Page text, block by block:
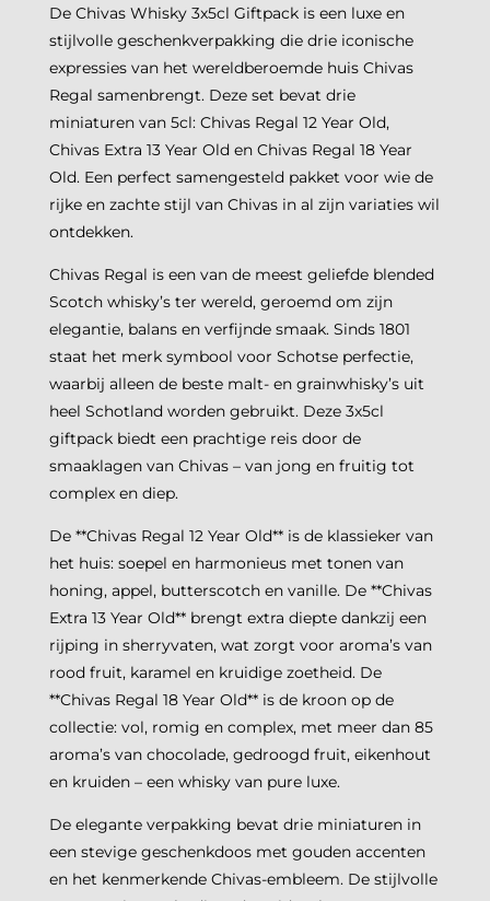
De Chivas Whisky 3x5cl Giftpack is een luxe en
stijlvolle geschenkverpakking die drie iconische
expressies van het wereldberoemde huis Chivas
Regal samenbrengt. Deze set bevat drie
miniaturen van 5cl: Chivas Regal 12 Year Old,
Chivas Extra 13 Year Old en Chivas Regal 18 Year
Old. Een perfect samengesteld pakket voor wie de
rijke en zachte stijl van Chivas in al zijn variaties wil
ontdekken.
Chivas Regal is een van de meest geliefde blended
Scotch whisky’s ter wereld, geroemd om zijn
elegantie, balans en verfijnde smaak. Sinds 1801
staat het merk symbool voor Schotse perfectie,
waarbij alleen de beste malt- en grainwhisky’s uit
heel Schotland worden gebruikt. Deze 3x5cl
giftpack biedt een prachtige reis door de
smaaklagen van Chivas – van jong en fruitig tot
complex en diep.
De **Chivas Regal 12 Year Old** is de klassieker van
het huis: soepel en harmonieus met tonen van
honing, appel, butterscotch en vanille. De **Chivas
Extra 13 Year Old** brengt extra diepte dankzij een
rijping in sherryvaten, wat zorgt voor aroma’s van
rood fruit, karamel en kruidige zoetheid. De
**Chivas Regal 18 Year Old** is de kroon op de
collectie: vol, romig en complex, met meer dan 85
aroma’s van chocolade, gedroogd fruit, eikenhout
en kruiden – een whisky van pure luxe.
De elegante verpakking bevat drie miniaturen in
een stevige geschenkdoos met gouden accenten
en het kenmerkende Chivas-embleem. De stijlvolle